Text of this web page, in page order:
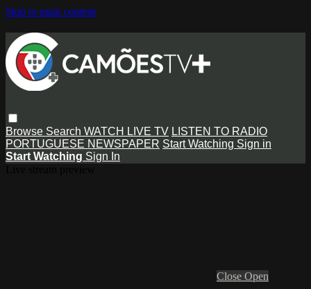
Skip to main content
Browse Search WATCH LIVE TV LISTEN TO RADIO
PORTUGUESE NEWSPAPER Start Watching Sign in
Start Watching Sign In
Close Open